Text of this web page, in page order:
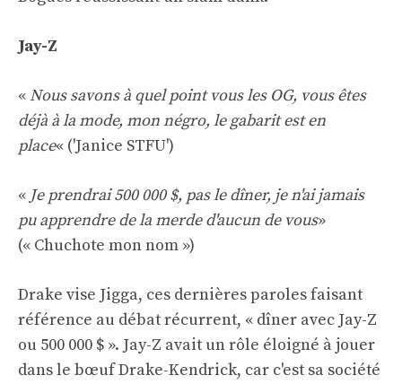
Jay-Z
«Nous savons à quel point vous les OG, vous êtes
déjà à la mode, mon négro, le gabarit est en
place« ('Janice STFU')
« Je prendrai 500 000 $, pas le dîner, je n'ai jamais
pu apprendre de la merde d'aucun de vous»
(« Chuchote mon nom »)
Drake vise Jigga, ces dernières paroles faisant
référence au débat récurrent, « dîner avec Jay-Z
ou 500 000 $ ». Jay-Z avait un rôle éloigné à jouer
dans le bœuf Drake-Kendrick, car c'est sa société